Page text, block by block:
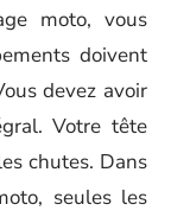
moto, vous
doivent
devez avoir
Votre tête
chutes. Dans
seules les